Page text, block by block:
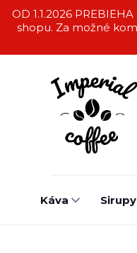
OD 1.1.2026
shopu. Za možné
Káva Sirupy